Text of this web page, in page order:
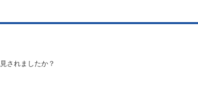
されましたか？